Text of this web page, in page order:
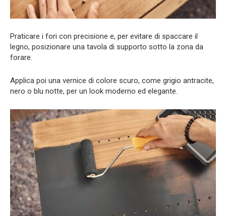
Praticare i fori con precisione e, per evitare di spaccare il
legno, posizionare una tavola di supporto sotto la zona da
forare.
Applica poi una vernice di colore scuro, come grigio antracite,
nero o blu notte, per un look moderno ed elegante.